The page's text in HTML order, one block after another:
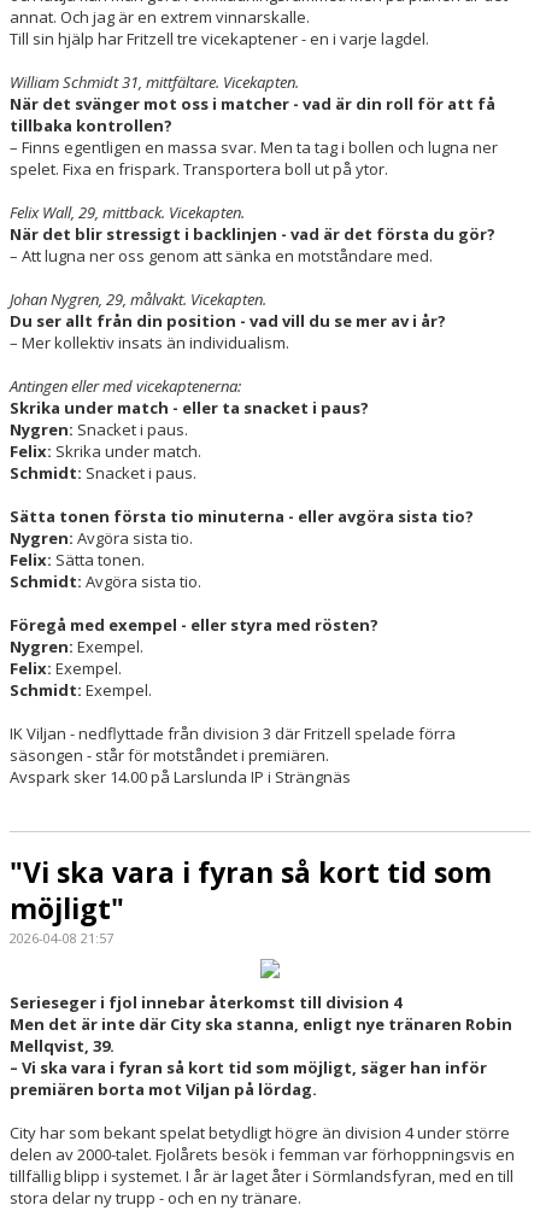
annat. Och jag är en extrem vinnarskalle.
Till sin hjälp har Fritzell tre vicekaptener - en i varje lagdel.
William Schmidt 31, mittfältare. Vicekapten.
När det svänger mot oss i matcher - vad är din roll för att få
tillbaka kontrollen?
– Finns egentligen en massa svar. Men ta tag i bollen och lugna ner
spelet. Fixa en frispark. Transportera boll ut på ytor.
Felix Wall, 29, mittback. Vicekapten.
När det blir stressigt i backlinjen - vad är det första du gör?
– Att lugna ner oss genom att sänka en motståndare med.
Johan Nygren, 29, målvakt. Vicekapten.
Du ser allt från din position - vad vill du se mer av i år?
– Mer kollektiv insats än individualism.
Antingen eller med vicekaptenerna:
Skrika under match - eller ta snacket i paus?
Nygren: Snacket i paus.
Felix: Skrika under match.
Schmidt: Snacket i paus.
Sätta tonen första tio minuterna - eller avgöra sista tio?
Nygren: Avgöra sista tio.
Felix: Sätta tonen.
Schmidt: Avgöra sista tio.
Föregå med exempel - eller styra med rösten?
Nygren: Exempel.
Felix: Exempel.
Schmidt: Exempel.
IK Viljan - nedflyttade från division 3 där Fritzell spelade förra
säsongen - står för motståndet i premiären.
Avspark sker 14.00 på Larslunda IP i Strängnäs
"Vi ska vara i fyran så kort tid som
möjligt"
2026-04-08 21:57
Serieseger i fjol innebar återkomst till division 4
Men det är inte där City ska stanna, enligt nye tränaren Robin
Mellqvist, 39.
– Vi ska vara i fyran så kort tid som möjligt, säger han inför
premiären borta mot Viljan på lördag.
City har som bekant spelat betydligt högre än division 4 under större
delen av 2000-talet. Fjolårets besök i femman var förhoppningsvis en
tillfällig blipp i systemet. I år är laget åter i Sörmlandsfyran, med en till
stora delar ny trupp - och en ny tränare.